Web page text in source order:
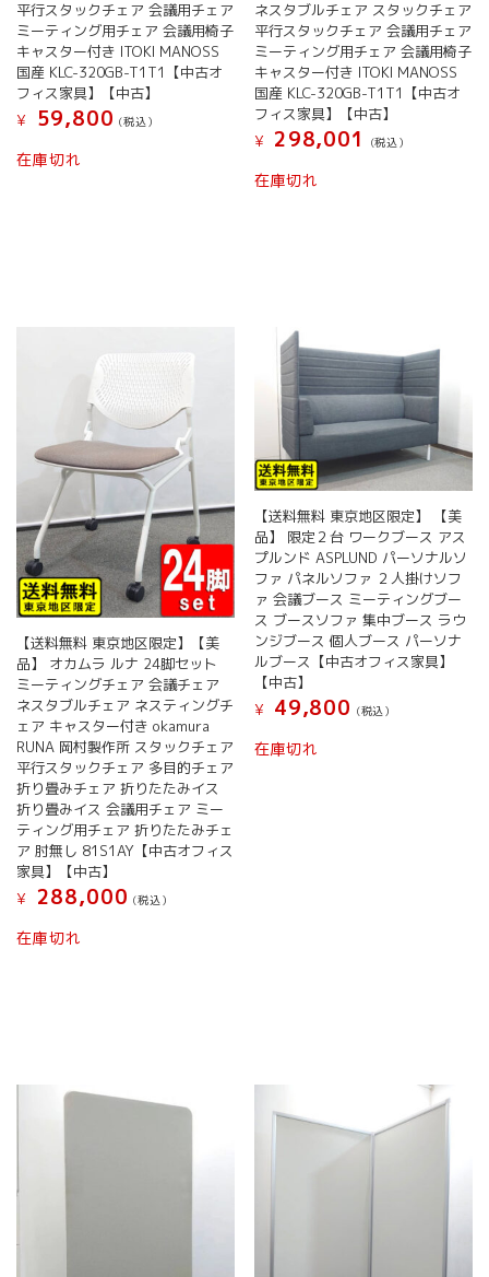
平行スタックチェア 会議用チェア
ミーティング用チェア 会議用椅子
キャスター付き ITOKI MANOSS
国産 KLC-320GB-T1T1【中古オ
フィス家具】【中古】
¥
59,800 (税込）
在庫切れ
ネスタブルチェア スタックチェア
平行スタックチェア 会議用チェア
ミーティング用チェア 会議用椅子
キャスター付き ITOKI MANOSS
国産 KLC-320GB-T1T1【中古オ
フィス家具】【中古】
¥ 298,001 (税込）
在庫切れ
【送料無料 東京地区限定】【美
品】 オカムラ ルナ 24脚セット
ミーティングチェア 会議チェア
ネスタブルチェア ネスティングチ
ェア キャスター付き okamura
RUNA 岡村製作所 スタックチェア
平行スタックチェア 多目的チェア
折り畳みチェア 折りたたみイス
折り畳みイス 会議用チェア ミー
ティング用チェア 折りたたみチェ
ア 肘無し 81S1AY【中古オフィス
家具】【中古】
¥
288,000 (税込）
在庫切れ
【送料無料 東京地区限定】 【美
品】 限定２台 ワークブース アス
プルンド ASPLUND パーソナルソ
ファ パネルソファ ２人掛けソフ
ァ 会議ブース ミーティングブー
ス ブースソファ 集中ブース ラウ
ンジブース 個人ブース パーソナ
ルブース【中古オフィス家具】
【中古】
¥
49,800 (税込）
在庫切れ